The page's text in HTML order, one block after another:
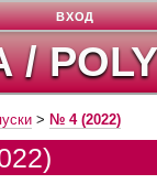
ВХОД
> № 4 (2022)